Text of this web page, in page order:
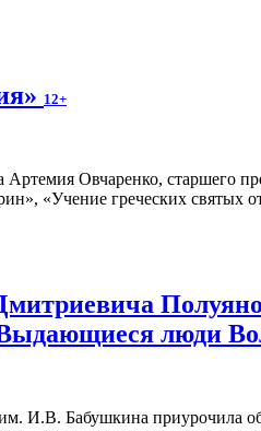
12+
Овчаренко, старшего
«Учение греческих святых
люди
им. И.В. Бабушкина